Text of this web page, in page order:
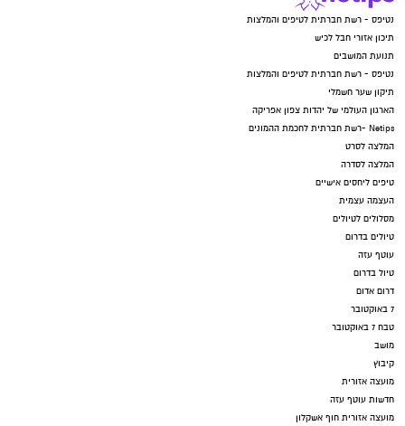
נטיפס - רשת חברתית לטיפים והמלצות
תיכון אזורי חבל לכיש
תנועת המושבים
נטיפס - רשת חברתית לטיפים והמלצות
תיקון שער חשמלי
הארגון העולמי של יהדות צפון אפריקה
Netips -רשת חברתית לחכמת ההמונים
המלצה לסרט
המלצה לסדרה
טיפים ליחסים אישיים
העצמה עצמית
מסלולים לטיולים
טיולים בדרום
עוטף עזה
טיול בדרום
דרום אדום
7 באוקטובר
טבח 7 באוקטובר
מושב
קיבוץ
מועצה אזורית
חדשות עוטף עזה
מועצה אזורית חוף אשקלון